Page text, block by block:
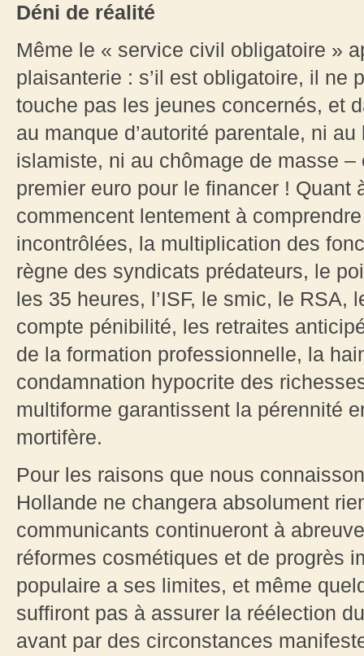
Déni de réalité
Même le « service civil obligatoire »
plaisanterie : s’il est obligatoire, il ne
touche pas les jeunes concernés, et
au manque d’autorité parentale, ni
islamiste, ni au chômage de masse –
premier euro pour le financer ! Quant
commencent lentement à
incontrôlées, la multiplication des
règne des syndicats prédateurs, le
les 35 heures, l’ISF, le smic, le RSA,
compte pénibilité, les retraites
de la formation professionnelle, la
condamnation hypocrite des
multiforme garantissent la pérennité
mortifère.
Pour les raisons que nous
Hollande ne changera absolument
communicants continueront à
réformes cosmétiques et de progrès
populaire a ses limites, et même
suffiront pas à assurer la réélection
avant par des circonstances